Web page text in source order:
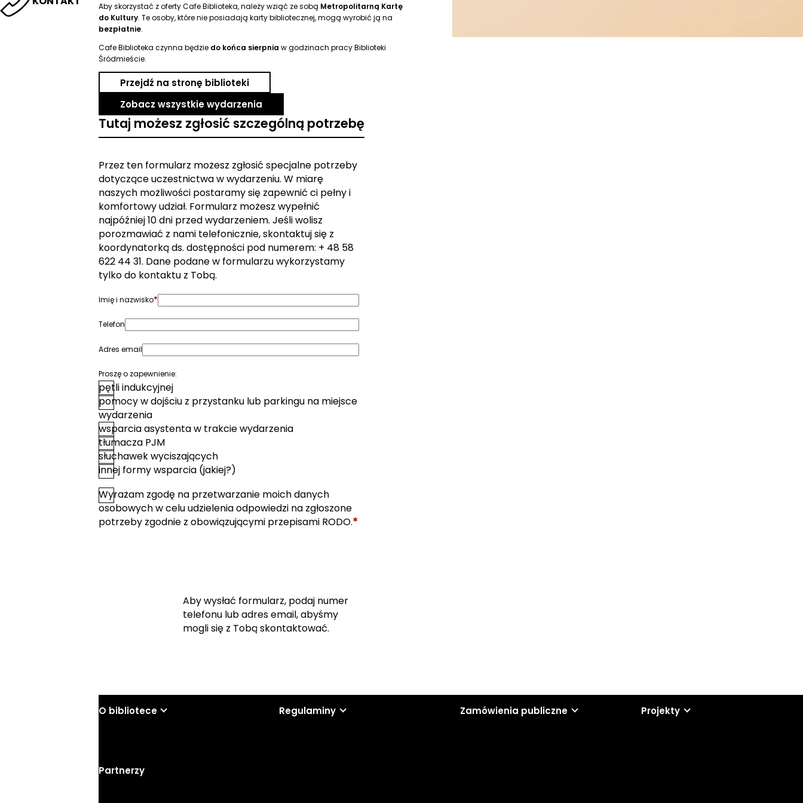
Aby skorzystać z oferty Cafe Biblioteka, należy wziąć ze sobą Metropolitarną Kartę
do Kultury. Te osoby, które nie posiadają karty bibliotecznej, mogą wyrobić ją na
bezpłatnie.
Cafe Biblioteka czynna będzie do końca sierpnia w godzinach pracy Biblioteki
Śródmieście.
Przejdź na stronę biblioteki
Zobacz wszystkie wydarzenia
Tutaj możesz zgłosić szczególną potrzebę
Przez ten formularz możesz zgłosić specjalne potrzeby
dotyczące uczestnictwa w wydarzeniu. W miarę
naszych możliwości postaramy się zapewnić ci pełny i
komfortowy udział. Formularz możesz wypełnić
najpóźniej 10 dni przed wydarzeniem. Jeśli wolisz
porozmawiać z nami telefonicznie, skontaktuj się z
koordynatorką ds. dostępności pod numerem: + 48 58
622 44 31. Dane podane w formularzu wykorzystamy
tylko do kontaktu z Tobą.
Imię i nazwisko*
Telefon
Adres email
Proszę o zapewnienie:
pętli indukcyjnej
pomocy w dojściu z przystanku lub parkingu na miejsce
wydarzenia
wsparcia asystenta w trakcie wydarzenia
tłumacza PJM
słuchawek wyciszających
innej formy wsparcia (jakiej?)
Zgoda*
Wyrażam zgodę na przetwarzanie moich danych
osobowych w celu udzielenia odpowiedzi na zgłoszone
potrzeby zgodnie z obowiązującymi przepisami RODO.*
Aby wysłać formularz, podaj numer
telefonu lub adres email, abyśmy
mogli się z Tobą skontaktować.
O bibliotece Regulaminy Zamówienia publiczne Projekty
Partnerzy